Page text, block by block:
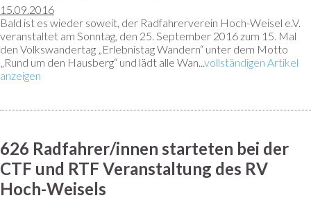
15.09.2016
Bald ist es wieder soweit, der Radfahrerverein Hoch-Weisel e.V.
veranstaltet am Sonntag, den 25. September 2016 zum 15. Mal
den Volkswandertag „Erlebnistag Wandern“ unter dem Motto
„Rund um den Hausberg“ und lädt alle Wan...vollständigen Artikel
anzeigen
626 Radfahrer/innen starteten bei der
CTF und RTF Veranstaltung des RV
Hoch-Weisels